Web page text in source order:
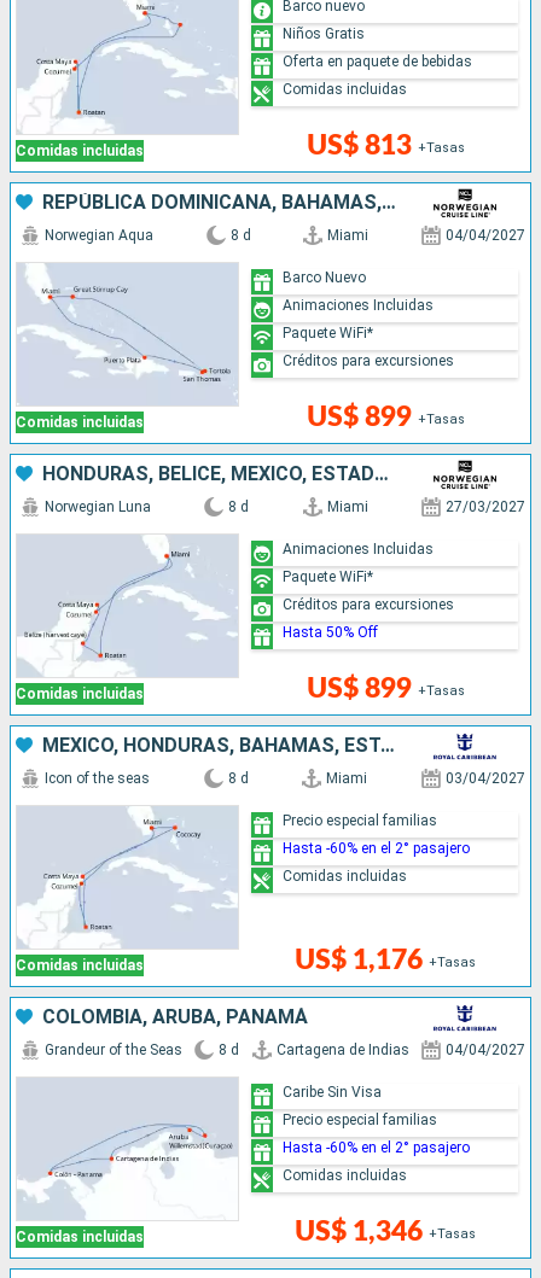
Comidas incluidas US$ 813 +Tasas
Barco nuevo
Niños Gratis
Oferta en paquete de bebidas
Comidas incluidas
REPÚBLICA DOMINICANA, BAHAMAS, ESTADOS UNIDOS
Comidas incluidas
Norwegian Aqua 8 d Miami 04/04/2027
US$ 899 +Tasas
Barco Nuevo
Animaciones Incluidas
Paquete WiFi*
Créditos para excursiones
HONDURAS, BELICE, MÉXICO, ESTADOS UNIDOS
Comidas incluidas
Norwegian Luna 8 d Miami 27/03/2027
US$ 899 +Tasas
Animaciones Incluidas
Paquete WiFi*
Créditos para excursiones
Hasta 50% Off
MÉXICO, HONDURAS, BAHAMAS, ESTADOS UNIDOS
Comidas incluidas
Icon of the seas 8 d Miami 03/04/2027
US$ 1,176 +Tasas
Precio especial familias
Hasta -60% en el 2° pasajero
Comidas incluidas
COLOMBIA, ARUBA, PANAMÁ
Comidas incluidas
Grandeur of the Seas 8 d Cartagena de Indias 04/04/2027
US$ 1,346 +Tasas
Caribe Sin Visa
Precio especial familias
Hasta -60% en el 2° pasajero
Comidas incluidas